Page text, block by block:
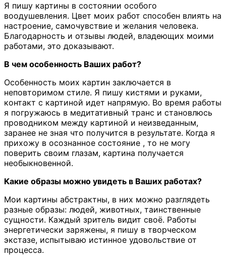
Я пишу картины в состоянии особого
воодушевления. Цвет моих работ способен влиять на
настроение, самочувствие и желания человека.
Благодарность и отзывы людей, владеющих моими
работами, это доказывают.
В чем особенность Ваших работ?
Особенность моих картин заключается в
неповторимом стиле. Я пишу кистями и руками,
контакт с картиной идет напрямую. Во время работы
я погружаюсь в медитативный транс и становлюсь
проводником между картиной и неизведанным,
заранее не зная что получится в результате. Когда я
прихожу в осознанное состояние , то не могу
поверить своим глазам, картина получается
необыкновенной.
Какие образы можно увидеть в Ваших работах?
Мои картины абстрактны, в них можно разглядеть
разные образы: людей, животных, таинственные
сущности. Каждый зритель видит своё. Работы
энергетически заряжены, я пишу в творческом
экстазе, испытываю истинное удовольствие от
процесса.